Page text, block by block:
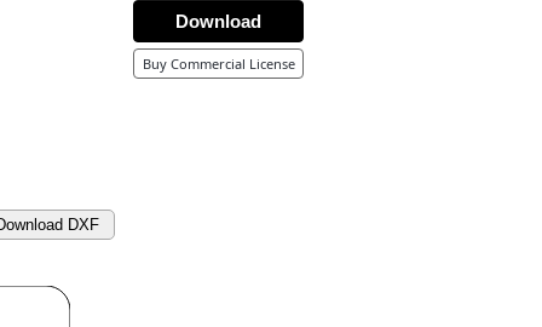
Download
Buy Commercial License
DXF